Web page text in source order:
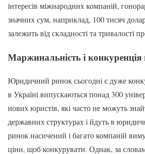
інтересів міжнародних компаній,
значних сум, наприклад, 100 тисяч
залежить від складності та тривалості
Маржинальність і
Юридичний ринок сьогодні є дуже
в Україні випускаються понад 300
нових юристів, які часто не можуть
державних структурах і йдуть в
ринок насичений і багато компаній
ціни, щоб конкурувати. Однак, за